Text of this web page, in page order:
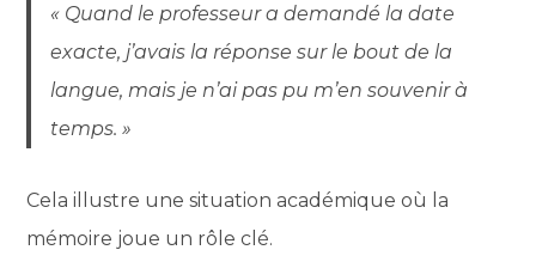
« Quand le professeur a demandé la date
exacte, j’avais la réponse sur le bout de la
langue, mais je n’ai pas pu m’en souvenir à
temps. »
Cela illustre une situation académique où la
mémoire joue un rôle clé.